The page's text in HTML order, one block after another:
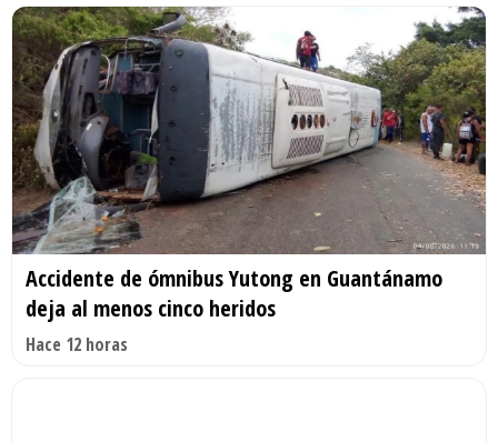
Accidente de ómnibus Yutong en Guantánamo
deja al menos cinco heridos
Hace 12 horas